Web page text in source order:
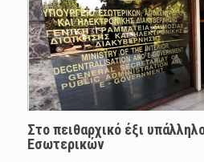
Στο πειθαρχικό έξι
Εσωτερικών